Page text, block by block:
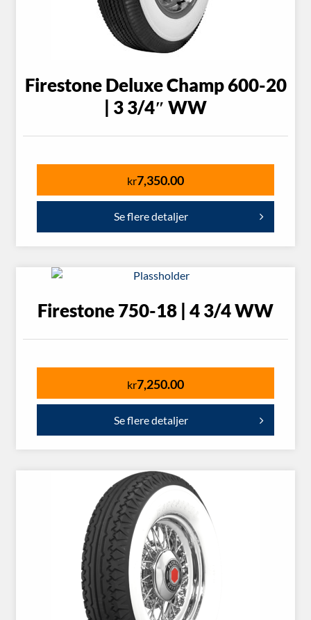
Firestone Deluxe Champ 600-20
| 3 3/4″ WW
kr7,350.00
Se flere detaljer
Firestone 750-18 | 4 3/4 WW
kr7,250.00
Se flere detaljer